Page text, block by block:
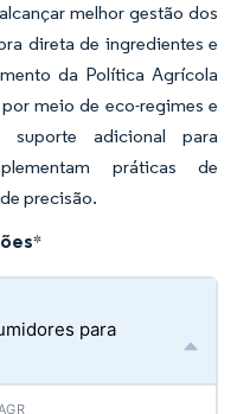
melhor gestão dos
direta de ingredientes e
da Política Agrícola
meio de eco-regimes e
suporte adicional para
práticas de
precisão.
*
para